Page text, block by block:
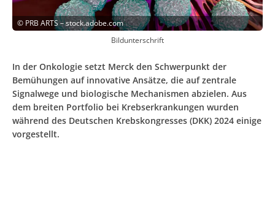
© PRB ARTS – stock.adobe.com
Bildunterschrift
In der Onkologie setzt Merck den Schwerpunkt der
Bemühungen auf innovative Ansätze, die auf zentrale
Signalwege und biologische Mechanismen abzielen. Aus
dem breiten Portfolio bei Krebserkrankungen wurden
während des Deutschen Krebskongresses (DKK) 2024 einige
vorgestellt.